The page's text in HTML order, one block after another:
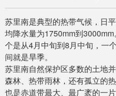
苏里南是典型的热带气候，日
均降水量为1750mm到
个是从4月中旬到8月中旬，一
间就是旱季。
苏里南自然保护区多数的土地
森林、热带雨林，还有孤立的
也是赤道带最大、最广袤的一